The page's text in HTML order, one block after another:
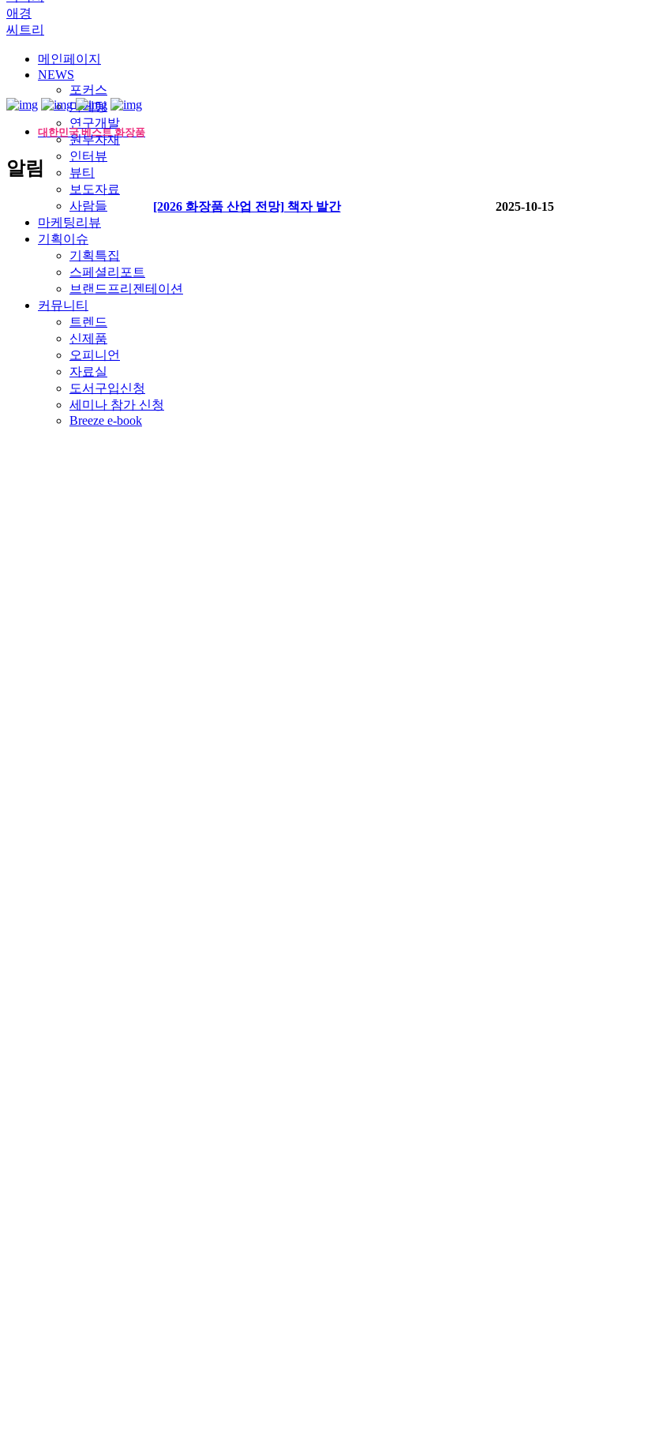
애경
씨트리
메인페이지
NEWS
포커스
마케팅
연구개발
원부자재
인터뷰
뷰티
보도자료
사람들
마케팅리뷰
기획이슈
기획특집
스페셜리포트
브랜드프리젠테이션
커뮤니티
트렌드
신제품
오피니언
자료실
도서구입신청
세미나 참가 신청
Breeze e-book
대한민국 베스트 화장품
알림
[2026 화장품 산업 전망] 책자 발간 2025-10-15